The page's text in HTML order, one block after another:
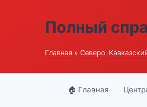
Полный
Главная » Северо-
🏠 Главная